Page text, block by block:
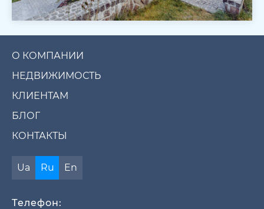
О КОМПАНИИ
НЕДВИЖИМОСТЬ
КЛИЕНТАМ
БЛОГ
КОНТАКТЫ
Ua Ru En
Телефон: